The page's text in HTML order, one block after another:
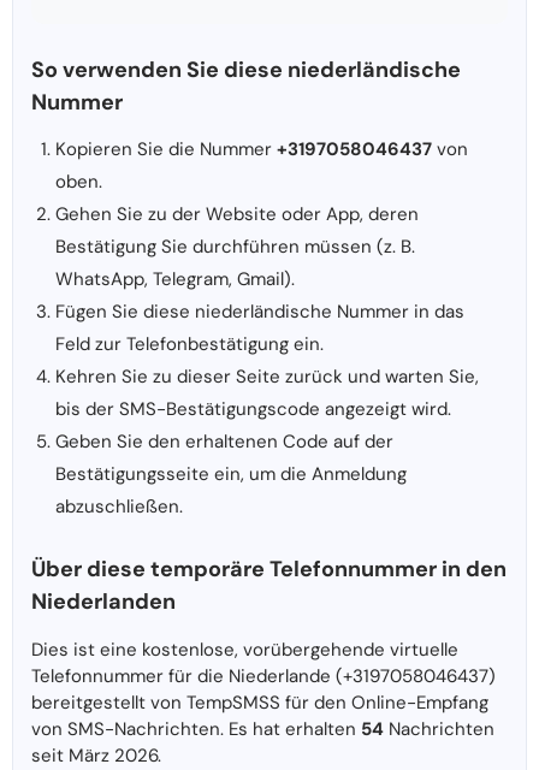
So verwenden Sie diese niederländische
Nummer
Kopieren Sie die Nummer +3197058046437 von
oben.
Gehen Sie zu der Website oder App, deren
Bestätigung Sie durchführen müssen (z. B.
WhatsApp, Telegram, Gmail).
Fügen Sie diese niederländische Nummer in das
Feld zur Telefonbestätigung ein.
Kehren Sie zu dieser Seite zurück und warten Sie,
bis der SMS-Bestätigungscode angezeigt wird.
Geben Sie den erhaltenen Code auf der
Bestätigungsseite ein, um die Anmeldung
abzuschließen.
Über diese temporäre Telefonnummer in den
Niederlanden
Dies ist eine kostenlose, vorübergehende virtuelle
Telefonnummer für die Niederlande (+3197058046437)
bereitgestellt von TempSMSS für den Online-Empfang
von SMS-Nachrichten. Es hat erhalten 54 Nachrichten
seit März 2026.